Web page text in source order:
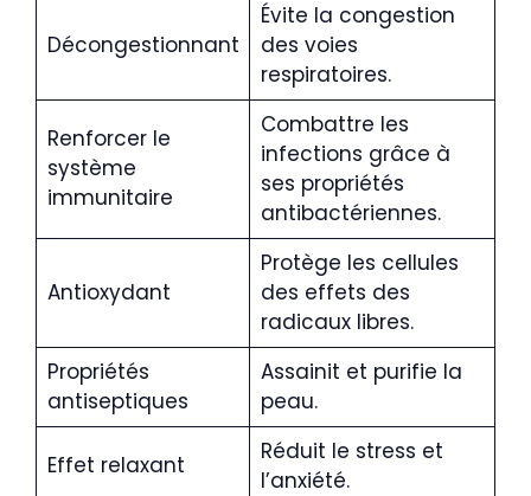
Décongestionnant
Évite la congestion
des voies
respiratoires.
Renforcer le
système
immunitaire
Combattre les
infections grâce à
ses propriétés
antibactériennes.
Antioxydant
Protège les cellules
des effets des
radicaux libres.
Propriétés
antiseptiques
Assainit et purifie la
peau.
Effet relaxant
Réduit le stress et
l’anxiété.